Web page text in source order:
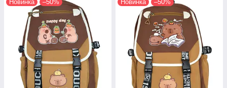
Новинка –50% Новинка –50%